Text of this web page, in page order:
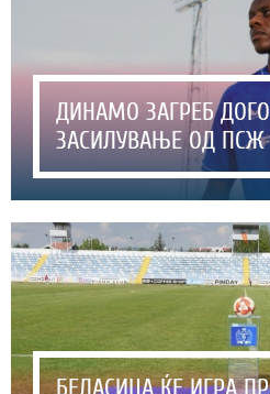
ДИНАМО ЗАГРЕБ
ЗАСИЛУВАЊЕ ОД ПСЖ